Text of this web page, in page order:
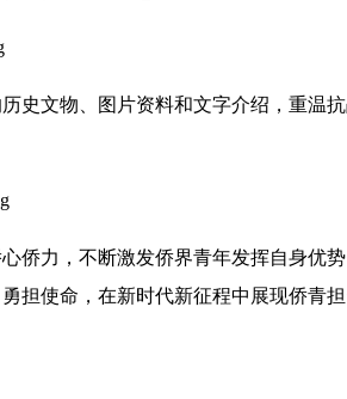
文物、图片资料和文字介绍，重温
力，不断激发侨界青年发挥自身优
使命，在新时代新征程中展现侨青担